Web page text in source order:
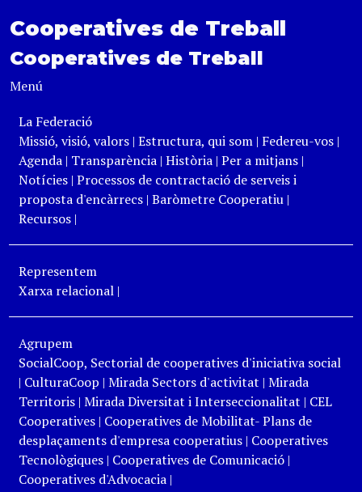
Cooperatives de Treball
Cooperatives de Treball
Menú
La Federació
Missió, visió, valors| Estructura, qui som| Federeu-vos|
Agenda | Transparència| Història| Per a mitjans|
Notícies | Processos de contractació de serveis i
proposta d'encàrrecs| Baròmetre Cooperatiu|
Recursos|
Representem
Xarxa relacional|
Agrupem
SocialCoop, Sectorial de cooperatives d'iniciativa social
| CulturaCoop | Mirada Sectors d'activitat | Mirada
Territoris| Mirada Diversitat i Interseccionalitat | CEL
Cooperatives| Cooperatives de Mobilitat- Plans de
desplaçaments d'empresa cooperatius| Cooperatives
Tecnològiques| Cooperatives de Comunicació|
Cooperatives d'Advocacia|